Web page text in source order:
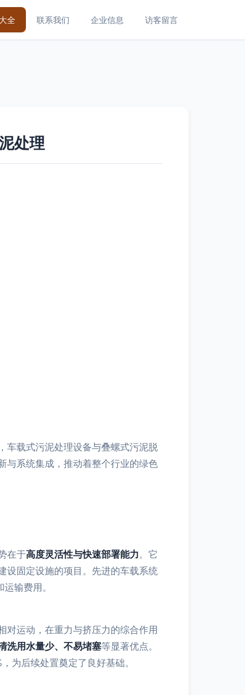
全 联系我们 企业信息 访客留言
处理
车载式污泥处理设备与叠螺式污泥脱
与系统集成，推动着整个行业的绿色
在于高度灵活性与快速部署能力。它
设固定设施的项目。先进的车载系统
输费用。
对运动，在重力与挤压力的综合作用
洗用水量少、不易堵塞等显著优点。
为后续处置奠定了良好基础。